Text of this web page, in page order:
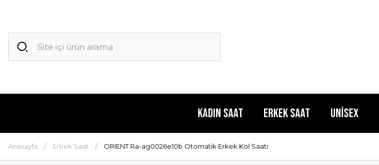
Kadın Saat Erkek Saat Unisex
Anasayfa Erkek Saat ORIENT Ra-ag0026e10b Otomatik Erkek Kol Saati